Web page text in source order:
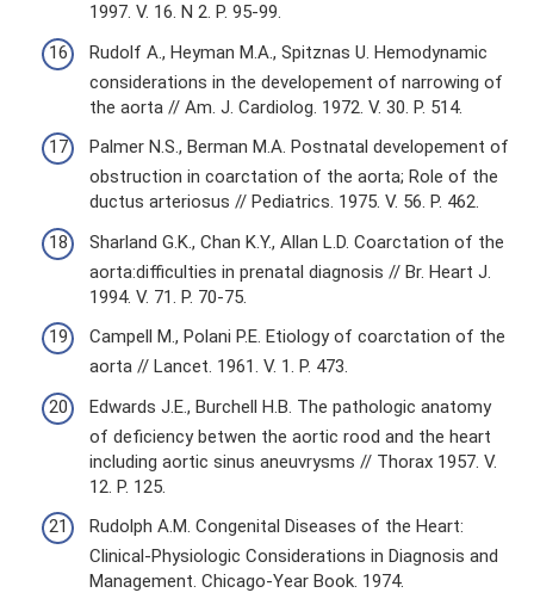
1997. V. 16. N 2. P. 95-99.
Rudolf A., Heyman M.A., Spitznas U. Hemodynamic
consideratiоns in the developement of narrowing of
the aorta // Am. J. Cardiolog. 1972. V. 30. P. 514.
Palmer N.S., Berman M.A. Postnatal developement of
obstruction in coarctation of the aorta; Role of the
ductus arteriosus // Pediatrics. 1975. V. 56. P. 462.
Sharland G.K., Chan K.Y., Allan L.D. Coarctation of the
aorta:difficulties in prenatal diagnosis // Br. Heart J.
1994. V. 71. Р. 70-75.
Campell M., Polani P.E. Etiology of coarctation of the
aorta // Lancet. 1961. V. 1. P. 473.
Edwards J.E., Burchell H.B. The pathologic anatomy
of deficiency betwen the aortic rood and the heart
including aortic sinus aneuvrysms // Thorax 1957. V.
12. P. 125.
Rudolph A.M. Congenital Diseases of the Heart:
Clinical-Physiologic Considerations in Diagnosis and
Management. Chicago-Year Book. 1974.